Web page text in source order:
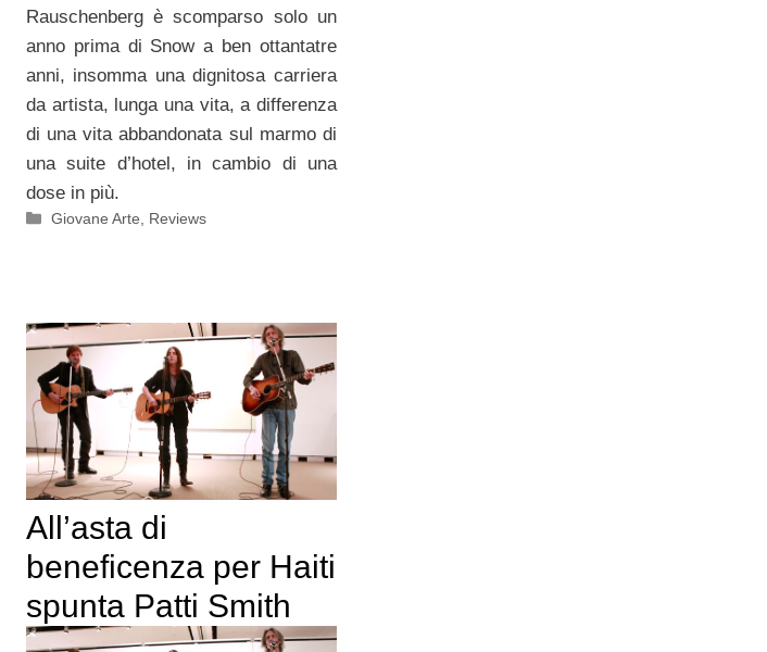
Rauschenberg è scomparso solo un
anno prima di Snow a ben ottantatre
anni, insomma una dignitosa carriera
da artista, lunga una vita, a differenza
di una vita abbandonata sul marmo di
una suite d’hotel, in cambio di una
dose in più.
Categorie
Giovane Arte Reviews
All’asta di
beneficenza per Haiti
spunta Patti Smith